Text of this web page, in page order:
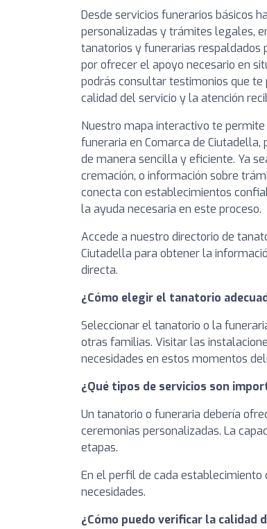
Desde servicios funerarios básicos
personalizadas y trámites legales,
tanatorios y funerarias respaldados
por ofrecer el apoyo necesario en
podrás consultar testimonios que te
calidad del servicio y la atención
Nuestro mapa interactivo te
funeraria en Comarca de
de manera sencilla y eficiente. Ya
cremación, o información sobre
conecta con establecimientos
la ayuda necesaria en este proceso.
Accede a nuestro directorio de
Ciutadella para obtener la
directa.
¿Cómo elegir el tanatorio
Seleccionar el tanatorio o la
otras familias. Visitar las
necesidades en estos momentos
¿Qué tipos de servicios son
Un tanatorio o funeraria debería
ceremonias personalizadas. La
etapas.
En el perfil de cada establecimiento
necesidades.
¿Cómo puedo verificar la calidad